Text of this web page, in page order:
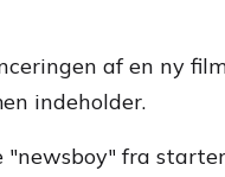
af en ny
indeholder.
"newsboy" fra